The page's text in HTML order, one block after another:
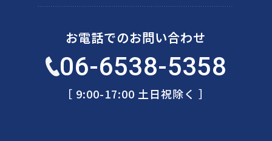
お電話でのお問い合わせ
06-6538-5358
［ 9:00-17:00 土日祝除く ］